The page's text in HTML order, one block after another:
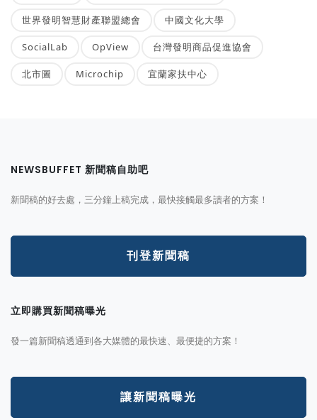
世界發明智慧財產聯盟總會 中國文化大學
SocialLab OpView 台灣發明商品促進協會
北市圖 Microchip 宜蘭家扶中心
NEWSBUFFET 新聞稿自助吧
新聞稿的好去處，三分鐘上稿完成，最快接觸最多讀者的方案！
刊登新聞稿
立即購買新聞稿曝光
發一篇新聞稿透通到各大媒體的最快速、最便捷的方案！
讓新聞稿曝光